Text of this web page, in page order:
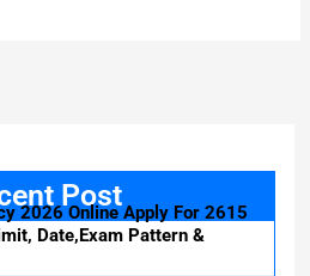
Post
2026 Online Apply For 2615
Date,Exam Pattern &